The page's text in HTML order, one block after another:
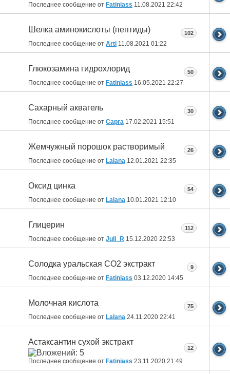
Последнее сообщение от Fatiniass 11.08.2021 22:42
Шелка аминокислоты (пептиды)
Последнее сообщение от Arti 11.08.2021 01:22
102
Глюкозамина гидрохлорид
Последнее сообщение от Fatiniass 16.05.2021 22:27
50
Сахарный аквагель
Последнее сообщение от Capra 17.02.2021 15:51
30
Жемчужный порошок растворимый
Последнее сообщение от Lalana 12.01.2021 22:35
26
Оксид цинка
Последнее сообщение от Lalana 10.01.2021 12:10
54
Глицерин
Последнее сообщение от Juli_R 15.12.2020 22:53
112
Солодка уральская СО2 экстракт
Последнее сообщение от Fatiniass 03.12.2020 14:45
9
Молочная кислота
Последнее сообщение от Lalana 24.11.2020 22:41
75
Астаксантин сухой экстракт
Последнее сообщение от Fatiniass 23.11.2020 21:49
12